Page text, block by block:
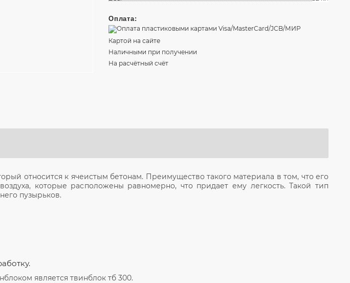
Оплата:
Картой на сайте
Наличными при получении
На расчётный счёт
относится к ячеистым бетонам. Преимущество такого материала в том, что его
которые расположены равномерно, что придает ему легкость. Такой тип
пузырьков.
является твинблок тб 300.